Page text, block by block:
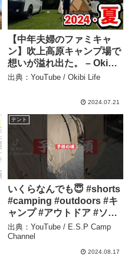
【中年夫婦のファミキャ
ン】吹上高原キャンプ場で
想いが溢れ出た。 – Okibi
Life
出典：YouTube / Okibi Life
2024.07.21
テント
いくらなんでも😇 #shorts
#camping #outdoors #キ
ャンプ #アウトドア #ソロ
キャンプ #ファミキャン
#dod #カマボコテント
#espcampchannel –
出典：YouTube / E.S.P Camp
Channel
2024.08.17